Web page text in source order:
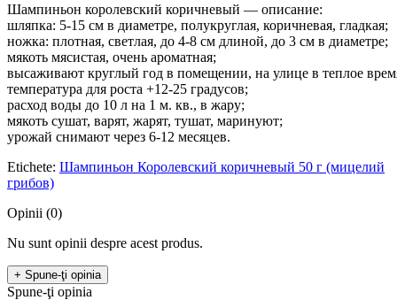
Шампиньон королевский коричневый — описание:
шляпка: 5-15 см в диаметре, полукруглая, коричневая, гладкая;
ножка: плотная, светлая, до 4-8 см длиной, до 3 см в диаметре;
мякоть мясистая, очень ароматная;
высаживают круглый год в помещении, на улице в теплое
температура для роста +12-25 градусов;
расход воды до 10 л на 1 м. кв., в жару;
мякоть сушат, варят, жарят, тушат, маринуют;
урожай снимают через 6-12 месяцев.
Etichete: Шампиньон Королевский коричневый 50 г (мицелий
грибов)
Opinii (0)
Nu sunt opinii despre acest produs.
+ Spune-ţi opinia
Spune-ţi opinia